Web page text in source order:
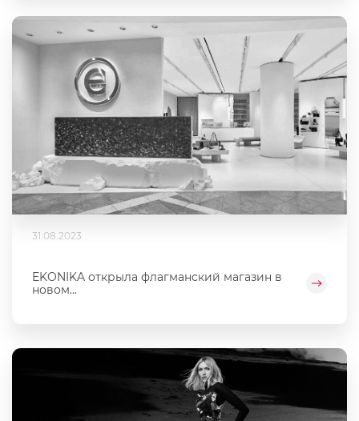
31.08.2023
EKONIKA открыла флагманский магазин в
новом...